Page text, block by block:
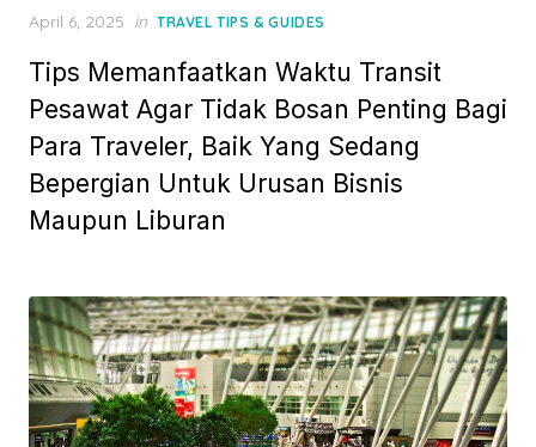
Posted
April 6, 2025 in TRAVEL TIPS & GUIDES
Tips Memanfaatkan Waktu Transit
Pesawat Agar Tidak Bosan Penting Bagi
Para Traveler, Baik Yang Sedang
Bepergian Untuk Urusan Bisnis
Maupun Liburan